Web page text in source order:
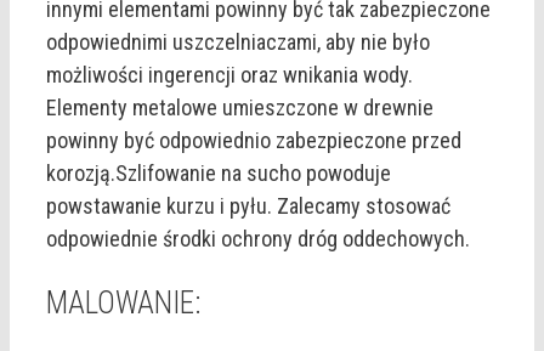
innymi elementami powinny być tak zabezpieczone
odpowiednimi uszczelniaczami, aby nie było
możliwości ingerencji oraz wnikania wody.
Elementy metalowe umieszczone w drewnie
powinny być odpowiednio zabezpieczone przed
korozją.Szlifowanie na sucho powoduje
powstawanie kurzu i pyłu. Zalecamy stosować
odpowiednie środki ochrony dróg oddechowych.
MALOWANIE: